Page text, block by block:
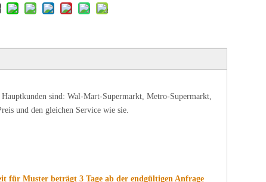
sind: Wal-Mart-Supermarkt, Metro-Supermarkt,
und den gleichen Service wie sie.
für Muster beträgt 3 Tage ab der endgültigen Anfrage